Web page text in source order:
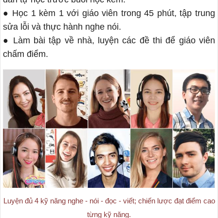
● Học 1 kèm 1 với giáo viên trong 45 phút, tập trung
sửa lỗi và thực hành nghe nói.
● Làm bài tập về nhà, luyện các đề thi để giáo viên
chấm điểm.
Luyện đủ 4 kỹ năng nghe - nói - đọc - viết; chiến lược đạt điểm cao
từng kỹ năng.